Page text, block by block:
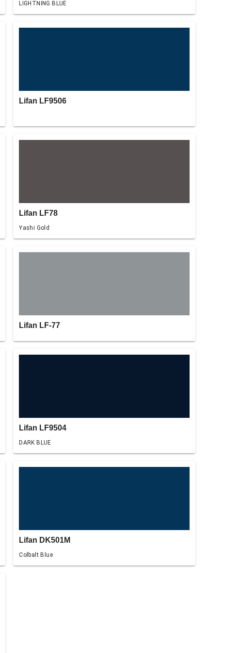
LIGHTNING BLUE
Lifan LF9506
Lifan LF78
Yashi Gold
Lifan LF-77
Lifan LF9504
DARK BLUE
Lifan DK501M
Colbalt Blue